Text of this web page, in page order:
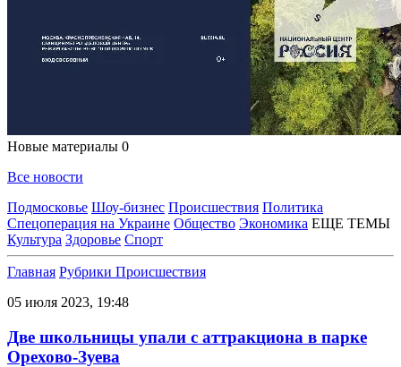
Новые материалы 0
Все новости
Подмосковье Шоу-бизнес Происшествия Политика
Спецоперация на Украине Общество Экономика ЕЩЕ ТЕМЫ
Культура Здоровье Спорт
Главная Рубрики Происшествия
05 июля 2023, 19:48
Две школьницы упали с аттракциона в парке
Орехово-Зуева